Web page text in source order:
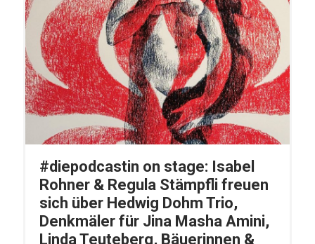
#diepodcastin on stage: Isabel
Rohner & Regula Stämpfli freuen
sich über Hedwig Dohm Trio,
Denkmäler für Jina Masha Amini,
Linda Teuteberg, Bäuerinnen &